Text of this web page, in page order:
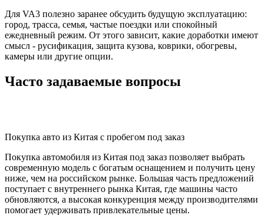
Для VA3 полезно заранее обсудить будущую эксплуатацию:
город, трасса, семья, частые поездки или спокойный
ежедневный режим. От этого зависит, какие доработки имеют
смысл - русификация, защита кузова, коврики, обогревы,
камеры или другие опции.
Часто задаваемые вопросы
Покупка авто из Китая с пробегом под заказ
Покупка автомобиля из Китая под заказ позволяет выбрать
современную модель с богатым оснащением и получить цену
ниже, чем на российском рынке. Большая часть предложений
поступает с внутреннего рынка Китая, где машины часто
обновляются, а высокая конкуренция между производителями
помогает удерживать привлекательные цены.